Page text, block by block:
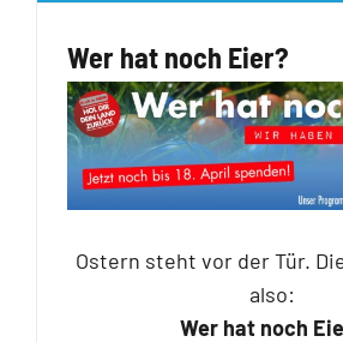
Wer hat noch Eier?
Ostern steht vor der Tür.
also:
Wer hat noch